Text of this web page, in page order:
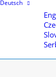
Deutsch